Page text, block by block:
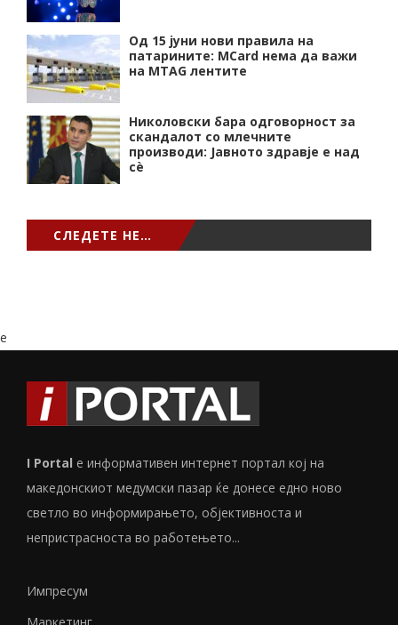
Од 15 јуни нови правила на
патарините: MCard нема да важи
на MTAG лентите
Николовски бара одговорност за
скандалот со млечните
производи: Јавното здравје е над
сѐ
СЛЕДЕТЕ НЕ…
e
I Portal е информативен интернет портал кој на
македонскиот медумски пазар ќе донесе едно ново
светло во информирањето, објективноста и
непристрасноста во работењето...
Импресум